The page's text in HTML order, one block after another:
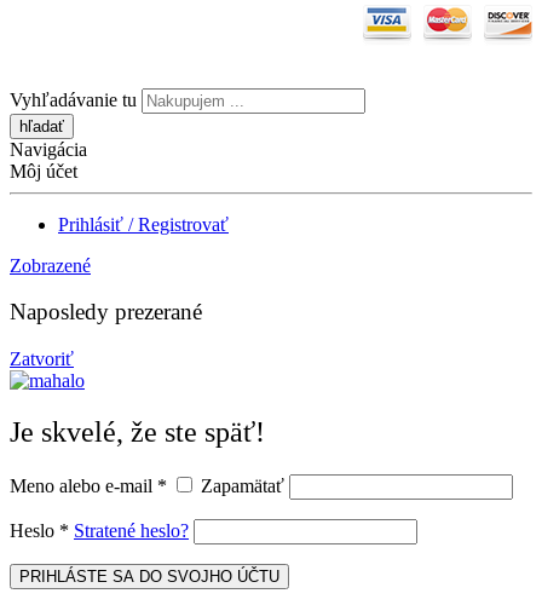
Vyhľadávanie tu
Navigácia
Môj účet
Prihlásiť / Registrovať
Zobrazené
Naposledy prezerané
Zatvoriť
Je skvelé, že ste späť!
Meno alebo e-mail * Zapamätať
Heslo * Stratené heslo?
PRIHLÁSTE SA DO SVOJHO ÚČTU